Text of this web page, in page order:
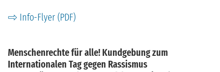
Info-Flyer (PDF)
Menschenrechte für alle! Kundgebung zum
Internationalen Tag gegen Rassismus